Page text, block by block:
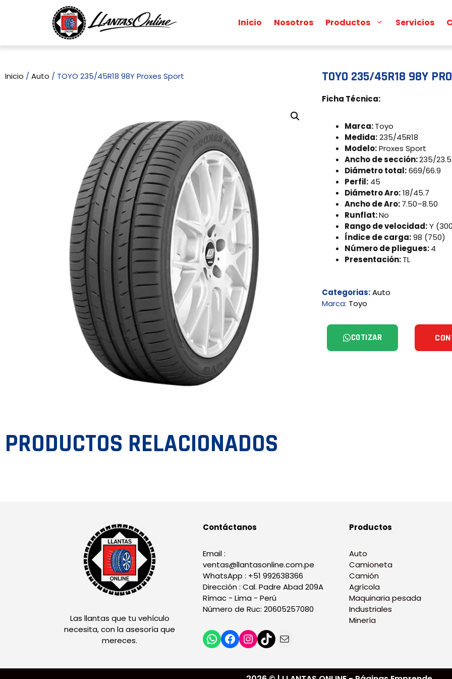
Inicio Nosotros Productos Servicios
Inicio / Auto / TOYO 235/45R18 98Y Proxes Sport TOYO 235/45R18 98Y
Ficha Técnica:
Marca:Toyo
Medida:235/45R18
Modelo:Proxes Sport
Ancho de sección:235/23.5
Diámetro total:669/66.9
Perfil: 45
Diámetro Aro:18/45.7
Ancho de Aro:7.50–8.50
Runflat:No
Rango de velocidad:Y
Índice de carga:98 (750)
Número de pliegues:4
Presentación:TL
Categorias:Auto
Marca: Toyo
COTIZAR
PRODUCTOS RELACIONADOS
Las llantas que tu vehículo
necesita, con la asesoría que
mereces.
Contáctanos
Email :
ventas@llantasonline.com.pe
WhatsApp : +51 992638366
Dirección : Cal. Padre Abad 209A
Rímac - Lima - Perú
Número de Ruc: 20605257080
Productos
Auto
Camioneta
Camión
Agrícola
Maquinaria pesada
Industriales
Minería